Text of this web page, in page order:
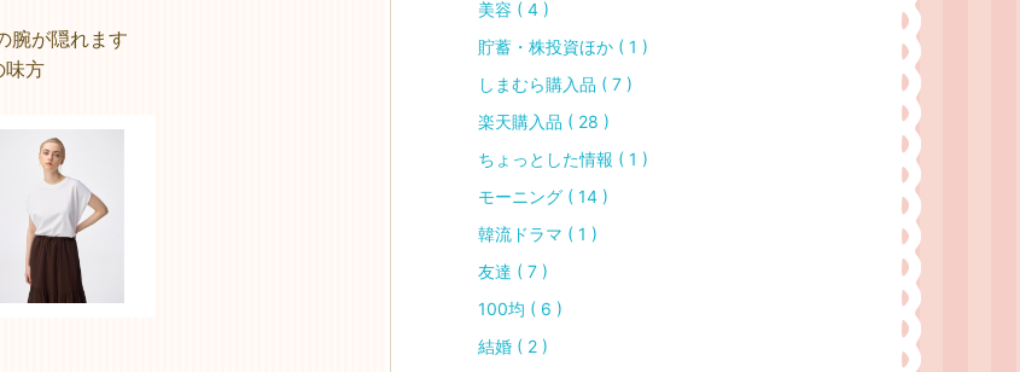
腕が隠れます
味方
美容 ( 4 )
貯蓄・株投資ほか ( 1 )
しまむら購入品 ( 7 )
楽天購入品 ( 28 )
ちょっとした情報 ( 1 )
モーニング ( 14 )
韓流ドラマ ( 1 )
友達 ( 7 )
100均 ( 6 )
結婚 ( 2 )